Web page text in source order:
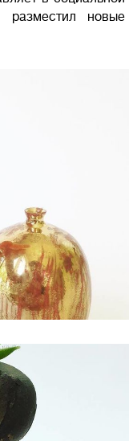
разместил новые